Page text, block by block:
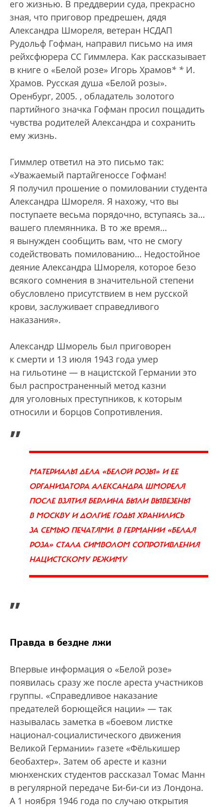
его жизнью. В преддверии суда, прекрасно
зная, что приговор предрешен, дядя
Александра Шмореля, ветеран НСДАП
Рудольф Гофман, направил письмо на имя
рейхсфюрера СС Гиммлера. Как рассказывает
в книге о «Белой розе» Игорь Храмов* * И.
Храмов. Русская душа «Белой розы».
Оренбург, 2005. , обладатель золотого
партийного значка Гофман просил пощадить
чувства родителей Александра и сохранить
ему жизнь.
Гиммлер ответил на это письмо так:
«Уважаемый партайгеноссе Гофман!
Я получил прошение о помиловании студента
Александра Шмореля. Я нахожу, что вы
поступаете весьма порядочно, вступаясь за…
вашего племянника. В то же время…
я вынужден сообщить вам, что не смогу
содействовать помилованию… Недостойное
деяние Александра Шмореля, которое безо
всякого сомнения в значительной степени
обусловлено присутствием в нем русской
крови, заслуживает справедливого
наказания».
Александр Шморель был приговорен
к смерти и 13 июля 1943 года умер
на гильотине — в нацистской Германии это
был распространенный метод казни
для уголовных преступников, к которым
относили и борцов Сопротивления.
„
МАТЕРИАЛЫ ДЕЛА «БЕЛОЙ РОЗЫ» И ЕЕ
ОРГАНИЗАТОРА АЛЕКСАНДРА ШМОРЕЛЯ
ПОСЛЕ ВЗЯТИЯ БЕРЛИНА БЫЛИ ВЫВЕЗЕНЫ
В МОСКВУ И ДОЛГИЕ ГОДЫ ХРАНИЛИСЬ
ЗА СЕМЬЮ ПЕЧАТЯМИ. В ГЕРМАНИИ «БЕЛАЯ
РОЗА» СТАЛА СИМВОЛОМ СОПРОТИВЛЕНИЯ
НАЦИСТСКОМУ РЕЖИМУ
”
Правда в бездне лжи
Впервые информация о «Белой розе»
появилась сразу же после ареста участников
группы. «Справедливое наказание
предателей борющейся нации» — так
называлась заметка в «боевом листке
национал-социалистического движения
Великой Германии» газете «Фёлькишер
беобахтер». Затем об аресте и казни
мюнхенских студентов рассказал Томас Манн
в регулярной передаче Би-би-си из Лондона.
А 1 ноября 1946 года по случаю открытия